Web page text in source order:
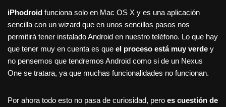
iPhodroid funciona solo en Mac OS X y es una aplicación
sencilla con un wizard que en unos sencillos pasos nos
permitirá tener instalado Android en nuestro teléfono. Lo que hay
que tener muy en cuenta es que el proceso está muy verde y
no pensemos que tendremos Android como si de un Nexus
One se tratara, ya que muchas funcionalidades no funcionan.
Por ahora todo esto no pasa de curiosidad, pero es cuestión de